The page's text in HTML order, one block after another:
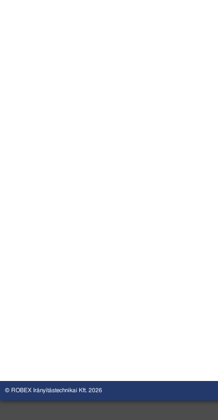
© ROBEX Irányítástechnikai Kft. 2026